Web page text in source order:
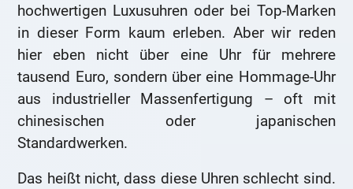
hochwertigen Luxusuhren oder bei Top-Marken
in dieser Form kaum erleben. Aber wir reden
hier eben nicht über eine Uhr für mehrere
tausend Euro, sondern über eine Hommage-Uhr
aus industrieller Massenfertigung – oft mit
chinesischen oder japanischen
Standardwerken.
Das heißt nicht, dass diese Uhren schlecht sind.